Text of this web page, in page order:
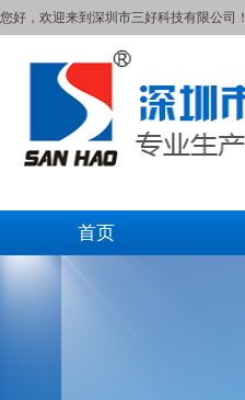
您好，欢迎来到深圳市三好科技有限公司！
首页